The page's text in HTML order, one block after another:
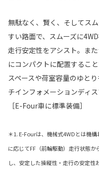
無駄なく、賢く、そしてス
すい路面で、スムーズに
走行安定性をアシスト。ま
にコンパクトに配置するこ
スペースや荷室容量のゆと
チインフォメーションディス
［E-Four車に標準装備］
＊1. E-Fourは、機械式4WDとは機
に応じてFF（前輪駆動）走行状態
し、安定した操縦性・走行の安定性